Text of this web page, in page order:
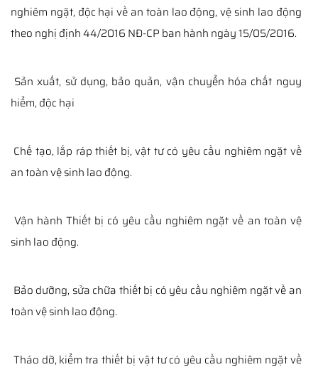
nghiêm ngặt, độc hại về an toàn lao động, vệ sinh lao động
theo nghị định 44/2016 NĐ-CP ban hành ngày 15/05/2016.
Sản xuất, sử dụng, bảo quản, vận chuyển hóa chất nguy
hiểm, độc hại
Chế tạo, lắp ráp thiết bị, vật tư có yêu cầu nghiêm ngặt về
an toàn vệ sinh lao động.
Vận hành Thiết bị có yêu cầu nghiêm ngặt về an toàn vệ
sinh lao động.
Bảo dưỡng, sửa chữa thiết bị có yêu cầu nghiêm ngặt về an
toàn vệ sinh lao động.
Tháo dỡ, kiểm tra thiết bị vật tư có yêu cầu nghiêm ngặt về